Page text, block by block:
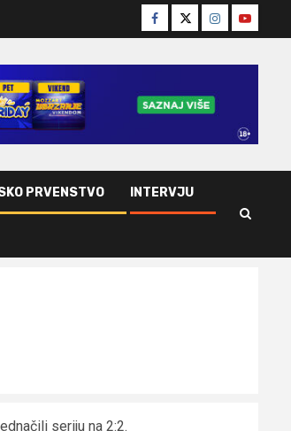
Facebook
TwitterInstagram
Youtube
PRVENSTVO INTERVJU
seriju na 2:2.